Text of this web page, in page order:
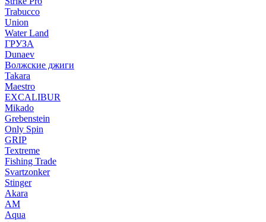
Trabucco
Union
Water Land
ГРУЗА
Dunaev
Волжские джиги
Takara
Maestro
EXCALIBUR
Mikado
Grebenstein
Only Spin
GRIP
Textreme
Fishing Trade
Svartzonker
Stinger
Akara
AM
Aqua